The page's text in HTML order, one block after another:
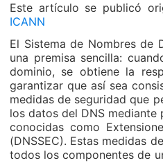
Este artículo se publicó
ICANN
El Sistema de Nombres de
una premisa sencilla:
dominio, se obtiene la
garantizar que así sea
medidas de seguridad que
los datos del DNS
conocidas como
(DNSSEC). Estas medidas
todos los componentes de